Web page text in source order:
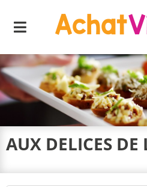
Menu
AUX DELICES DE